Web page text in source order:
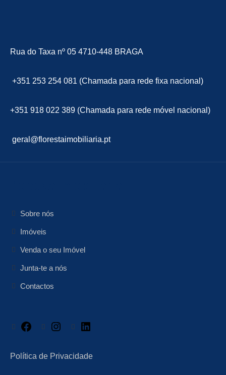
Rua do Taxa nº 05 4710-448 BRAGA
+351 253 254 081 (Chamada para rede fixa nacional)
+351 918 022 389 (Chamada para rede móvel nacional)
geral@florestaimobiliaria.pt
Sobre nós
Imóveis
Venda o seu Imóvel
Junta-te a nós
Contactos
Facebook Instagram
Política de Privacidade